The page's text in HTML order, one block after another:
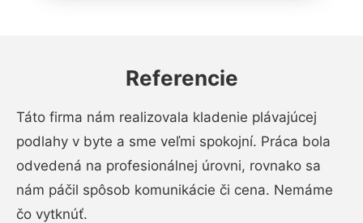
Referencie
Táto firma nám realizovala kladenie plávajúcej
podlahy v byte a sme veľmi spokojní. Práca bola
odvedená na profesionálnej úrovni, rovnako sa
nám páčil spôsob komunikácie či cena. Nemáme
čo vytknúť.